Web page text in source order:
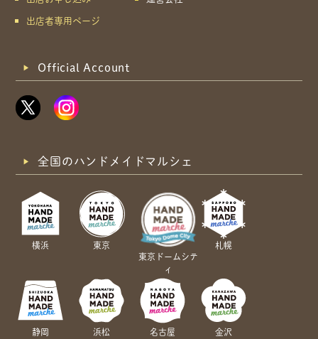
出店者専用ページ
Official Account
全国のハンドメイドマルシェ
横浜
東京
東京ドームシテ
ィ
札幌
静岡 浜松 名古屋 金沢